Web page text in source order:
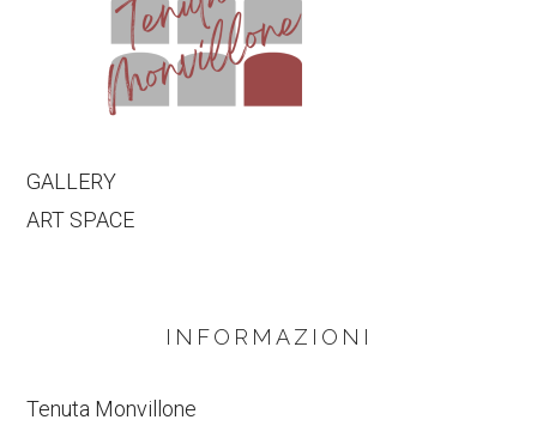
GALLERY
ART SPACE
INFORMAZIONI
Tenuta Monvillone